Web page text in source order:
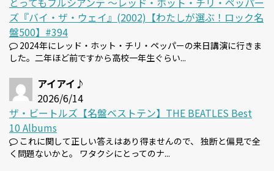
ズ『バイ・ザ・ウェイ』(2002)【わたしが選ぶ！ロック名
盤500】#394
2024年にレッド・ホット・チリ・ペッパーの来日講演に行きま
した。二年ほど前ですから高校一年生ぐらい...
アイアイ♪
2026/6/14
ザ・ビートルズ【名盤ベストテン】THE BEATLES Best
10 Albums
これに関して正しい答えはあり得ませんので、 独断と偏見で全
く問題ないかと。 ワタクシにとってのナ...